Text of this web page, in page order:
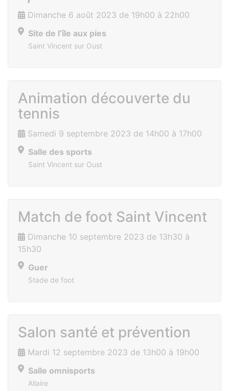
Dimanche 6 août 2023 de 19h00 à 22h00
Site de l’île aux pies
Saint Vincent sur Oust
Animation découverte du
tennis
Samedi 9 septembre 2023 de 14h00 à 17h00
Salle des sports
Saint Vincent sur Oust
Match de foot Saint Vincent
Dimanche 10 septembre 2023 de 13h30 à
15h30
Guer
Stade de foot
Salon santé et prévention
Mardi 12 septembre 2023 de 13h00 à 19h00
Salle omnisports
Allaire